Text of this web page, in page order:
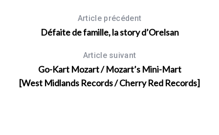
Article précédent
Défaite de famille, la story d’Orelsan
Article suivant
Go-Kart Mozart / Mozart’s Mini-Mart
[West Midlands Records / Cherry Red Records]